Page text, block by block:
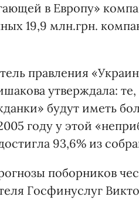
в Европу»
19,9 млн.грн.
правления
утверждала:
будут иметь
году у этой
93,6% из
поборников
Госфинуслуг